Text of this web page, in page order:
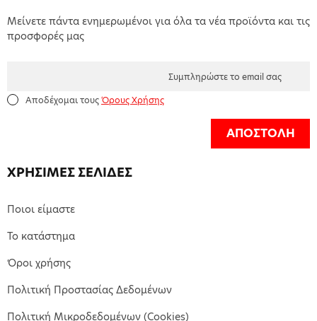
ΧΡΗΣΙΜΕΣ ΣΕΛΙΔΕΣ
Ποιοι είμαστε
Το κατάστημα
Όροι χρήσης
Πολιτική Προστασίας Δεδομένων
Πολιτική Μικροδεδομένων (Cookies)
Μείνετε πάντα ενημερωμένοι για όλα τα νέα προϊόντα και τις
προσφορές μας
Αποδέχομαι τουςΌρους Χρήσης
ΑΠΟΣΤΟΛΗ